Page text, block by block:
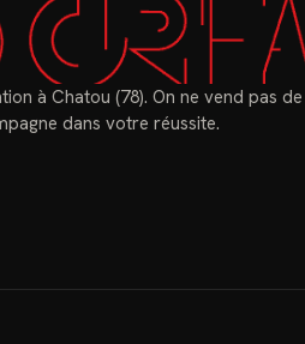
à Chatou (78). On ne vend pas de
dans votre réussite.